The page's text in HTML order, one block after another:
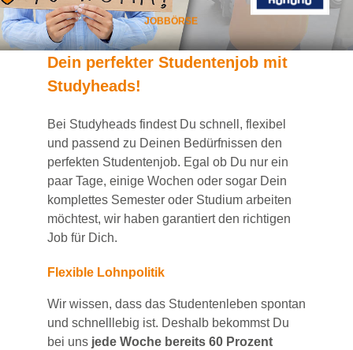
JOBBÖRSE
Dein perfekter Studentenjob mit
Studyheads!
Bei Studyheads findest Du schnell, flexibel
und passend zu Deinen Bedürfnissen den
perfekten Studentenjob. Egal ob Du nur ein
paar Tage, einige Wochen oder sogar Dein
komplettes Semester oder Studium arbeiten
möchtest, wir haben garantiertden richtigen
Job für Dich.
Flexible Lohnpolitik
Wir wissen, dass das Studentenleben spontan
und schnelllebig ist. Deshalb bekommst Du
bei uns jede Woche bereits 60 Prozent